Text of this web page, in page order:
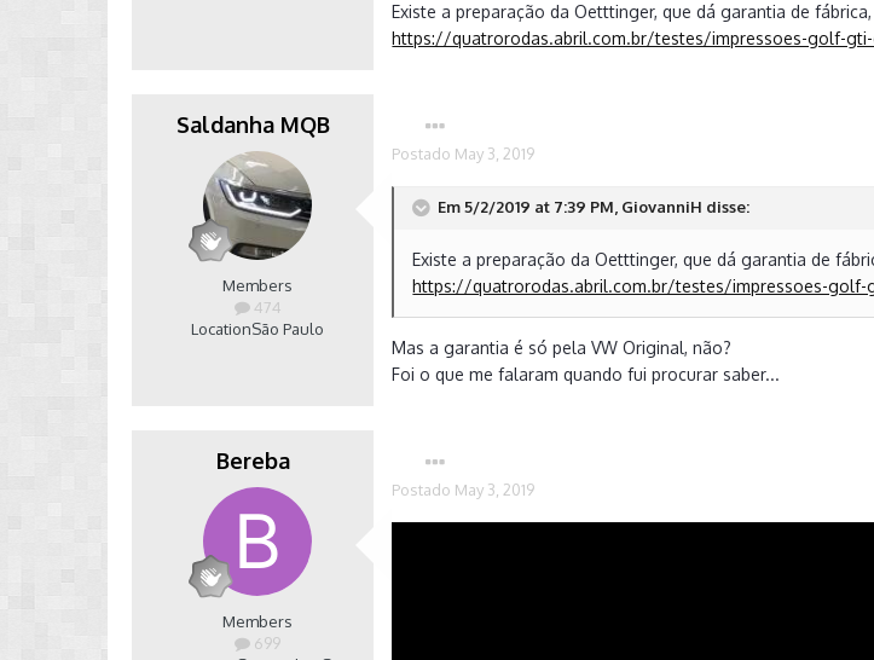
Existe a preparação da Oetttinger, que dá garantia de
https://quatrorodas.abril.com.br/testes/impressoes-golf-
Saldanha MQB
Members
474
LocationSão Paulo
Postado May 3, 2019
Em 5/2/2019 at 7:39 PM, GiovanniH disse:
Existe a preparação da Oetttinger, que dá garantia de
https://quatrorodas.abril.com.br/testes/impressoes-
Mas a garantia é só pela VW Original, não?
Foi o que me falaram quando fui procurar saber...
Bereba
Members
699
Postado May 3, 2019